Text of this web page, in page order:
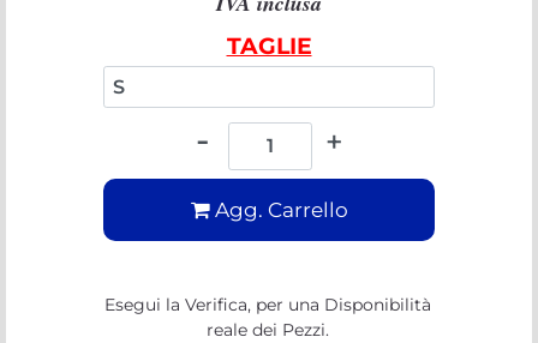
TAGLIE
Quantità
Agg. Carrello
Esegui la Verifica, per una Disponibilità
reale dei Pezzi.